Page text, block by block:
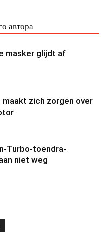
автора
masker glijdt af
maakt zich zorgen over
Turbo-toendra-
niet weg